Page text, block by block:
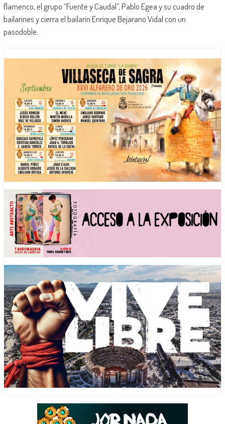
flamenco, el grupo “Fuente y Caudal”, Pablo Egea y su cuadro de
bailarines y cierra el bailarín Enrique Bejarano Vidal con un
pasodoble.